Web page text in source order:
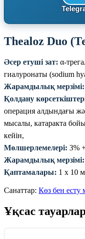
Thealoz Duo
Әсер етуші зат: α-
гиалуронаты (sodium
Жарамдылық мерзімі:
Қолдану
операция алдындағы
мысалы, катаракта
кейін,
Мөлшерлемелері: 3%
Жарамдылық мерзімі:
Қаптамалары: 1 х 10
Санаттар: Көз бен есту
Ұқсас